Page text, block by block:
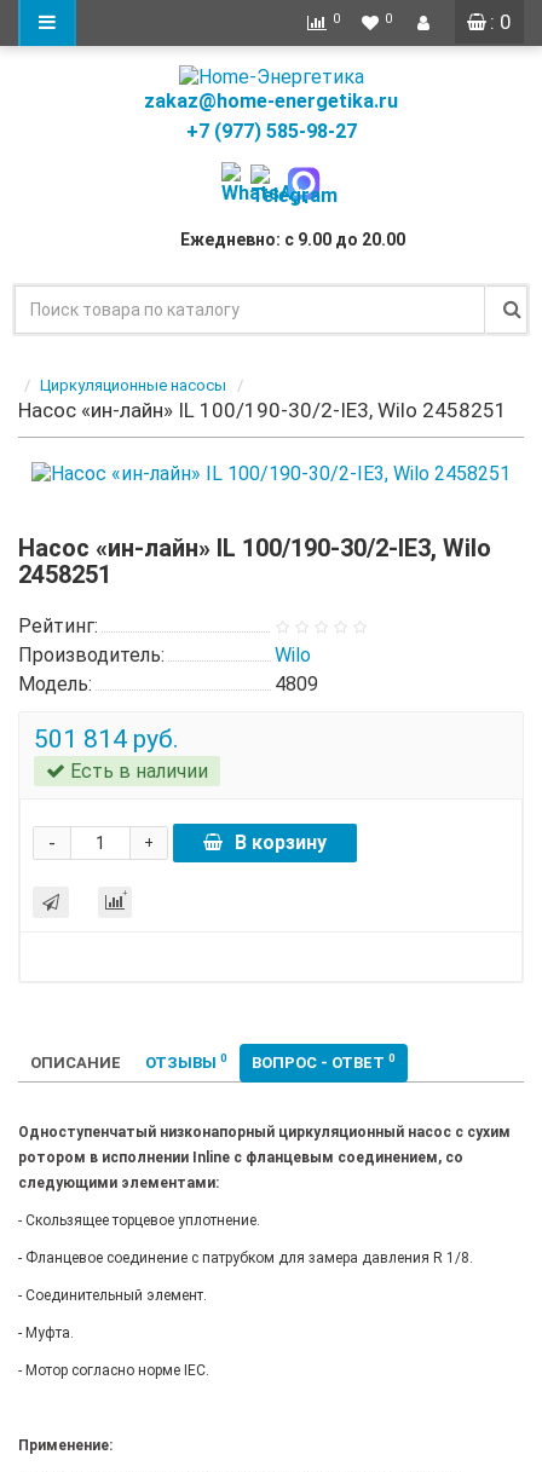
: 0
0 0
zakaz@home-energetika.ru
+7 (977) 585-98-27
Ежедневно: с 9.00 до 20.00
Циркуляционные насосы
Насос «ин-лайн» IL 100/190-30/2-IE3, Wilo 2458251
Насос «ин-лайн» IL 100/190-30/2-IE3, Wilo
2458251
Рейтинг:
Производитель:
Wilo
Модель:
4809
501 814 руб.
Есть в наличии
+
- В корзину
ОПИСАНИЕ ОТЗЫВЫ 0 ВОПРОС - ОТВЕТ 0
Одноступенчатый низконапорный циркуляционный насос с сухим
ротором в исполнении Inline с фланцевым соединением, со
следующими элементами:
- Скользящее торцевое уплотнение.
- Фланцевое соединение с патрубком для замера давления R 1/8.
- Соединительный элемент.
- Муфта.
- Мотор согласно норме IEC.
Применение: